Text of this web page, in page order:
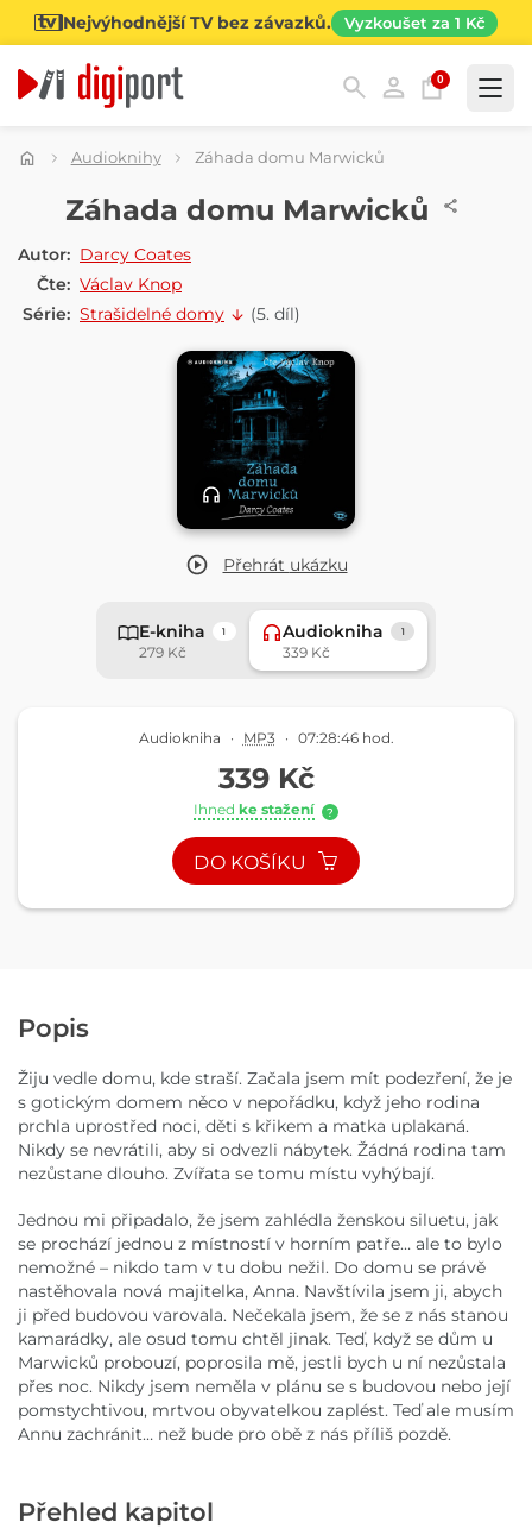
Nejvýhodnější TV bez závazků. Vyzkoušet za 1 Kč
0
Kategorie
Audioknihy Záhada domu Marwicků
Přehrát ukázku
AUDIOKNIHAZáhada domu Marwicků
Autor: Darcy Coates
Čte: Václav Knop
Série: Strašidelné domy (5. díl)
E-kniha 1
279 Kč
Audiokniha 1
339 Kč
Audiokniha · MP3 · 07:28:46 hod.
339 Kč
Ihned ke stažení ?
DO KOŠÍKU
Popis
Žiju vedle domu, kde straší. Začala jsem mít podezření, že je
s gotickým domem něco v nepořádku, když jeho rodina
prchla uprostřed noci, děti s křikem a matka uplakaná.
Nikdy se nevrátili, aby si odvezli nábytek. Žádná rodina tam
nezůstane dlouho. Zvířata se tomu místu vyhýbají.
Jednou mi připadalo, že jsem zahlédla ženskou siluetu, jak
se prochází jednou z místností v horním patře… ale to bylo
nemožné – nikdo tam v tu dobu nežil. Do domu se právě
nastěhovala nová majitelka, Anna. Navštívila jsem ji, abych
ji před budovou varovala. Nečekala jsem, že se z nás stanou
kamarádky, ale osud tomu chtěl jinak. Teď, když se dům u
Marwicků probouzí, poprosila mě, jestli bych u ní nezůstala
přes noc. Nikdy jsem neměla v plánu se s budovou nebo její
pomstychtivou, mrtvou obyvatelkou zaplést. Teď ale musím
Annu zachránit… než bude pro obě z nás příliš pozdě.
Přehled kapitol